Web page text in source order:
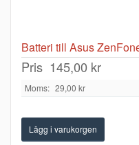
Batteri till Asus
Pris 145,00 kr
Moms: 29,00 kr